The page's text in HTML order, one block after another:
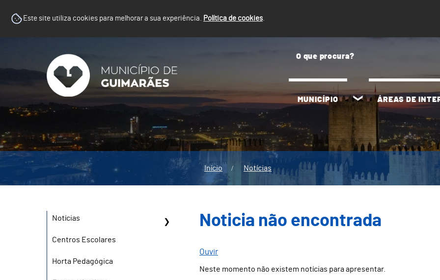
Este site utiliza cookies para melhorar a sua experiência. Política de cookies.
MUNICÍPIO ÁREAS DE
Início Notícias
Notícias
Centros Escolares
Horta Pedagógica
Noticia não encontrada
Ouvir
Neste momento não existem notícias para apresentar.